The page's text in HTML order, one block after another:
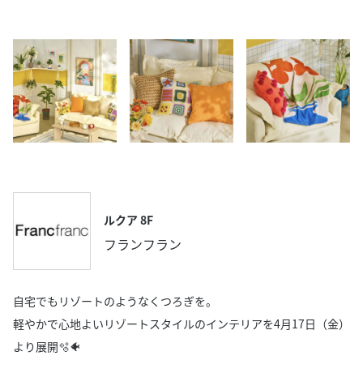
ルクア 8F
フランフラン
自宅でもリゾートのようなくつろぎを。
軽やかで心地よいリゾートスタイルのインテリアを4月17日（金）
より展開🫧🐠